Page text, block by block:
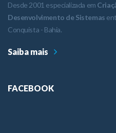
Desde 2001 especializada em
Desenvolvimento de Sistemas
Conquista - Bahia.
Saiba mais
FACEBOOK